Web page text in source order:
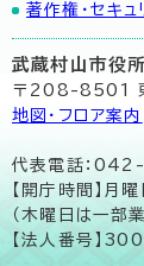
著作権・セキュ
武蔵村山市役所
〒208-8501
地図･フロア案内
代表電話：
【開庁時間】
（木曜日は一部
【法人番号】